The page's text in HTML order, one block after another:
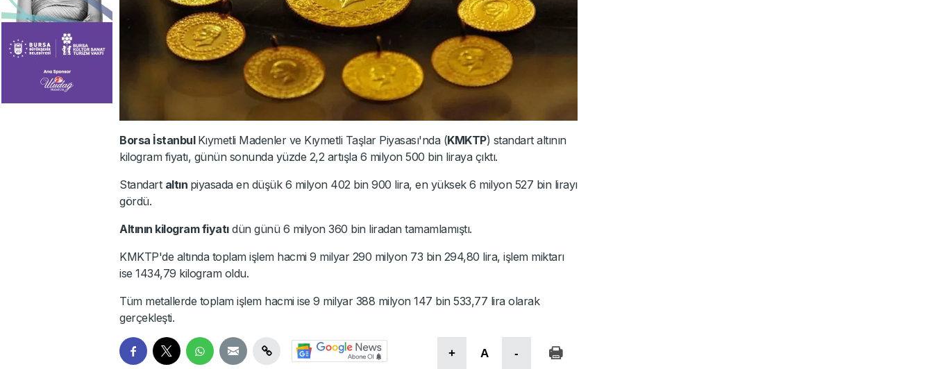
Borsa İstanbul Kıymetli Madenler ve Kıymetli Taşlar Piyasası'nda (KMKTP) standart altının
kilogram fiyatı, günün sonunda yüzde 2,2 artışla 6 milyon 500 bin liraya çıktı.
Standart altın piyasada en düşük 6 milyon 402 bin 900 lira, en yüksek 6 milyon 527 bin lirayı
gördü.
Altının kilogram fiyatıdün günü 6 milyon 360 bin liradan tamamlamıştı.
KMKTP'de altında toplam işlem hacmi 9 milyar 290 milyon 73 bin 294,80 lira, işlem miktarı
ise 1434,79 kilogram oldu.
Tüm metallerde toplam işlem hacmi ise 9 milyar 388 milyon 147 bin 533,77 lira olarak
gerçekleşti.
+ A -